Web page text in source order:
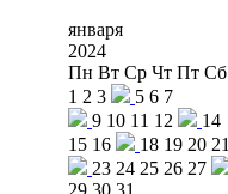
января
2024
Пн Вт Ср Чт Пт Сб
1 2 3 5 6 7
9 10 11 12
14
15 16 18 19 20 21
23 24 25 26 27
29 30 31